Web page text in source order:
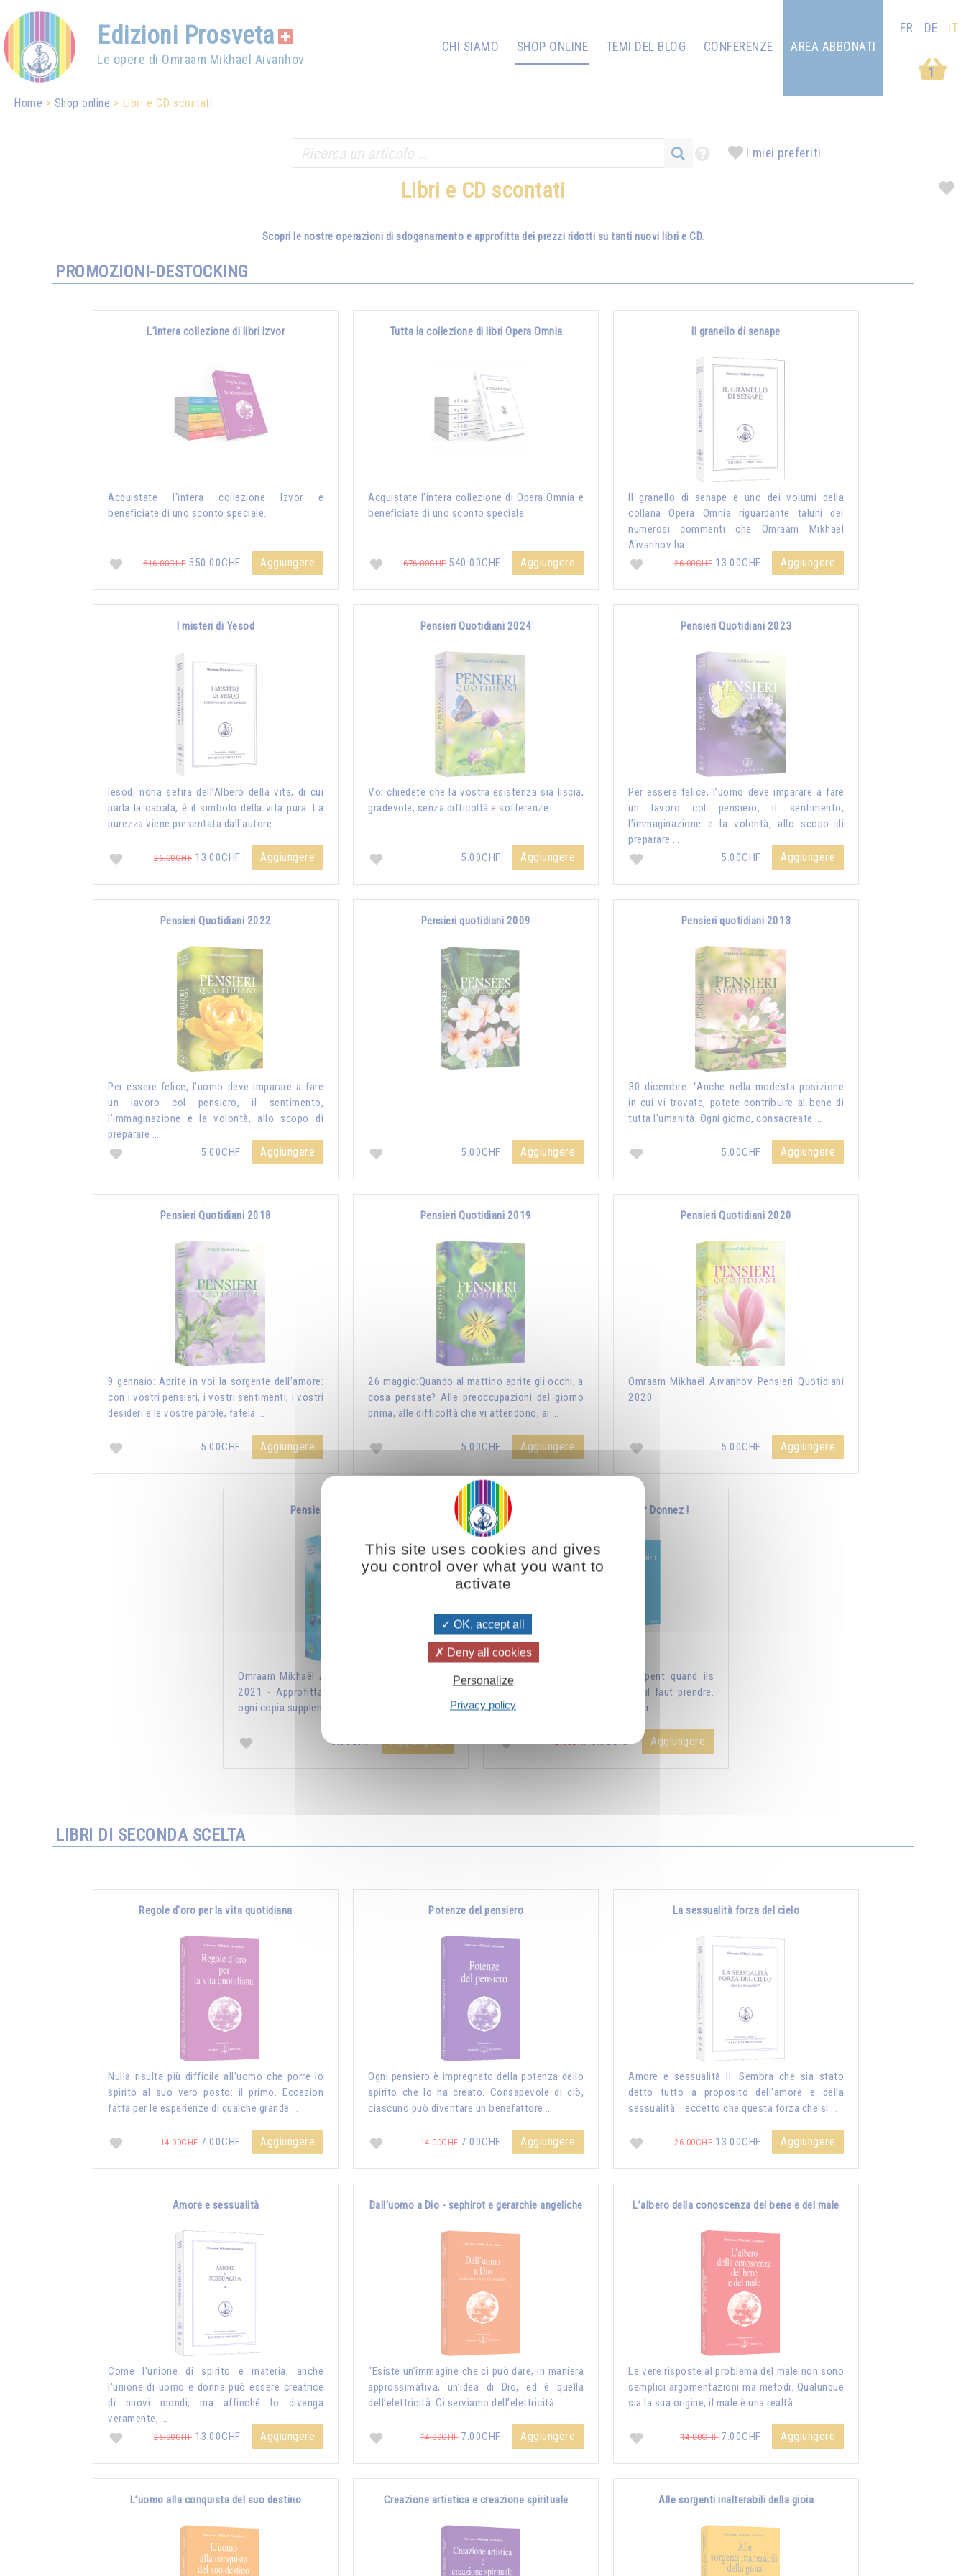
Edizioni Prosveta
Le opere di Omraam Mikhaël Aïvanhov
CHI SIAMO SHOP ONLINE TEMI DEL BLOG
CONFERENZE
1
AREA ABBONATI
FR DE IT
Home Shop online Libri e CD scontati
I miei preferiti
Libri e CD scontati
Scopri le nostre operazioni di sdoganamento e approfitta dei prezzi ridotti su tanti nuovi libri e CD.
PROMOZIONI-DESTOCKING
L'intera collezione di libri Izvor
Acquistate l'intera collezione Izvor e
beneficiate di uno sconto speciale.
616.00CHF550.00CHF Aggiungere
Tutta la collezione di libri Opera Omnia
Acquistate l'intera collezione di Opera Omnia e
beneficiate di uno sconto speciale.
676.00CHF540.00CHF Aggiungere
Il granello di senape
Il granello di senape è uno dei volumi della
collana Opera Omnia riguardante taluni dei
numerosi commenti che Omraam Mikhaël
Aïvanhov ha …
26.00CHF 13.00CHF Aggiungere
I misteri di Yesod
Iesod, nona sefira dell’Albero della vita, di cui
parla la cabala, è il simbolo della vita pura. La
purezza viene presentata dall'autore …
26.00CHF 13.00CHF Aggiungere
Pensieri Quotidiani 2024
Voi chiedete che la vostra esistenza sia liscia,
gradevole, senza difficoltà e sofferenze...
5.00CHF Aggiungere
Pensieri Quotidiani 2023
Per essere felice, l’uomo deve imparare a fare
un lavoro col pensiero, il sentimento,
l’immaginazione e la volontà, allo scopo di
preparare …
5.00CHF
Aggiungere
Pensieri Quotidiani 2022
Per essere felice, l’uomo deve imparare a fare
un lavoro col pensiero, il sentimento,
l’immaginazione e la volontà, allo scopo di
preparare …
5.00CHF
Aggiungere
Pensieri quotidiani 2009
5.00CHF Aggiungere
Pensieri quotidiani 2013
30 dicembre: "Anche nella modesta posizione
in cui vi trovate, potete contribuire al bene di
tutta l'umanità. Ogni giorno, consacreate …
5.00CHF Aggiungere
Pensieri Quotidiani 2018
9 gennaio: Aprite in voi la sorgente dell’amore:
con i vostri pensieri, i vostri sentimenti, i vostri
desideri e le vostre parole, fatela …
5.00CHF Aggiungere
Pensieri Quotidiani 2019
26 maggio:Quando al mattino aprite gli occhi, a
cosa pensate? Alle preoccupazioni del giorno
prima, alle difficoltà che vi attendono, ai …
5.00CHF Aggiungere
Pensieri Quotidiani 2020
Omraam Mikhaël Aïvanhov Pensieri Quotidiani
2020
5.00CHF Aggiungere
Pensieri Quotidiani 2021
Omraam Mikhaël Aïvanhov Pensieri Quotidiani
2021 - Approfitta dello sconto di 2 CHF per
ogni copia supplementare aggiunta all'ordine !
5.00CHF Aggiungere
Vous voulez vous enrichir ? Donnez !
Combien les humains se trompent quand ils
s’imaginent que pour s’enrichir il faut prendre.
Non, pour s’enrichir, il faut donner.
12.00CHF5.00CHF Aggiungere
LIBRI DI SECONDA SCELTA
Regole d'oro per la vita quotidiana
Nulla risulta più difficile all’uomo che porre lo
spirito al suo vero posto: il primo. Eccezion
fatta per le esperienze di qualche grande …
14.00CHF7.00CHF Aggiungere
Potenze del pensiero
Ogni pensiero è impregnato della potenza dello
spirito che lo ha creato. Consapevole di ciò,
ciascuno può diventare un benefattore …
14.00CHF7.00CHF Aggiungere
La sessualità forza del cielo
Amore e sessualità II. Sembra che sia stato
detto tutto a proposito dell'amore e della
sessualità... eccetto che questa forza che si …
26.00CHF 13.00CHF Aggiungere
Amore e sessualità
Come l'unione di spirito e materia, anche
l'unione di uomo e donna può essere creatrice
di nuovi mondi, ma affinché lo divenga
veramente, …
26.00CHF 13.00CHF Aggiungere
Dall'uomo a Dio - sephirot e gerarchie angeliche
“Esiste un’immagine che ci può dare, in maniera
approssimativa, un’idea di Dio, ed è quella
dell’elettricità. Ci serviamo dell’elettricità …
14.00CHF7.00CHF Aggiungere
L’albero della conoscenza del bene e del male
Le vere risposte al problema del male non sono
semplici argomentazioni ma metodi. Qualunque
sia la sua origine, il male è una realtà …
14.00CHF7.00CHF Aggiungere
L’uomo alla conquista del suo destino Creazione artistica e creazione spirituale Alle sorgenti inalterabili della gioia
This site uses cookies and gives
you control over what you want to
activate
OK, accept all
Deny all cookies
Personalize
Privacy policy